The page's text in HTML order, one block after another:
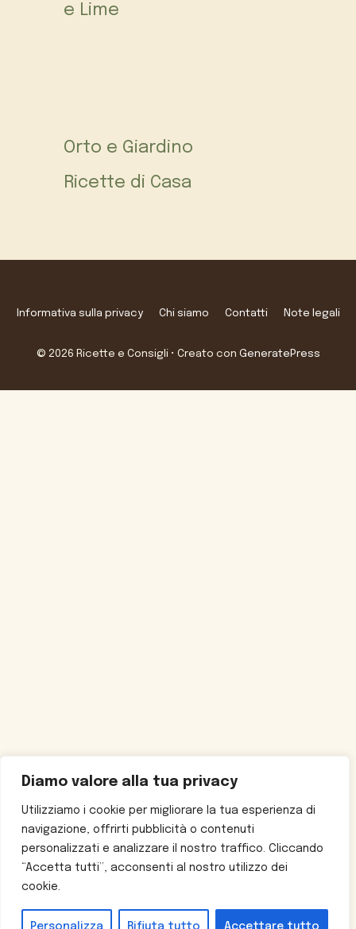
Diamo valore alla tua privacy
Utilizziamo i cookie per migliorare la tua esperienza di
navigazione, offrirti pubblicità o contenuti
personalizzati e analizzare il nostro traffico. Cliccando
“Accetta tutti”, acconsenti al nostro utilizzo dei
cookie.
Personalizza Rifiuta tutto Accettare tutto
e Lime
Orto e Giardino
Ricette di Casa
Informativa sulla privacy Chi siamo Contatti Note legali
© 2026 Ricette e Consigli• Creato con GeneratePress